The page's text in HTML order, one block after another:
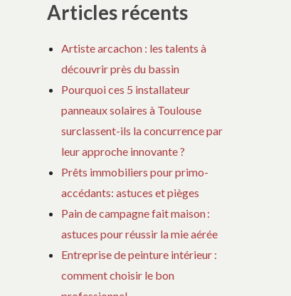
Articles récents
Artiste arcachon : les talents à
découvrir près du bassin
Pourquoi ces 5 installateur
panneaux solaires à Toulouse
surclassent-ils la concurrence par
leur approche innovante ?
Prêts immobiliers pour primo-
accédants: astuces et pièges
Pain de campagne fait maison :
astuces pour réussir la mie aérée
Entreprise de peinture intérieur :
comment choisir le bon